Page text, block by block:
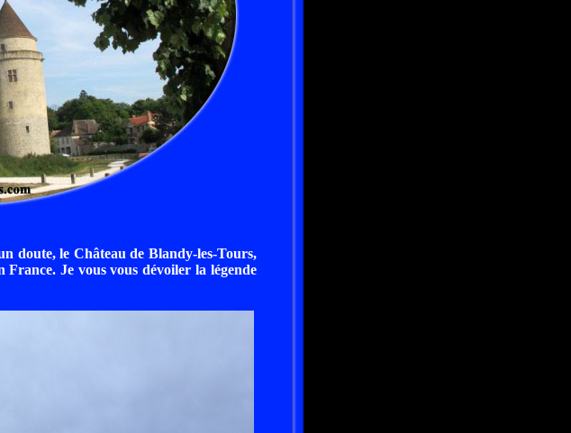
doute, le Château de Blandy-les-Tours,
France. Je vous vous dévoiler la légende